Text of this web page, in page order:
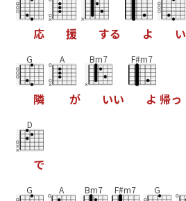
応 援 する よ い
G
隣
A
が
Bm7
いい
F#m7
よ 帰っ
D
で
G A Bm7 F#m7 G